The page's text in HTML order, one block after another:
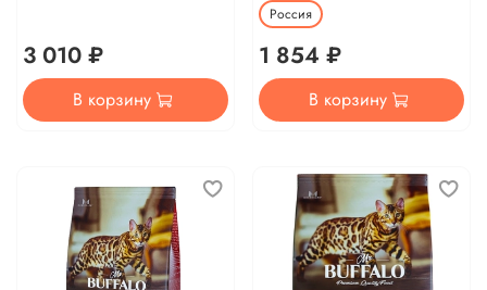
3 010 ₽
В корзину
Россия
1 854 ₽
В корзину